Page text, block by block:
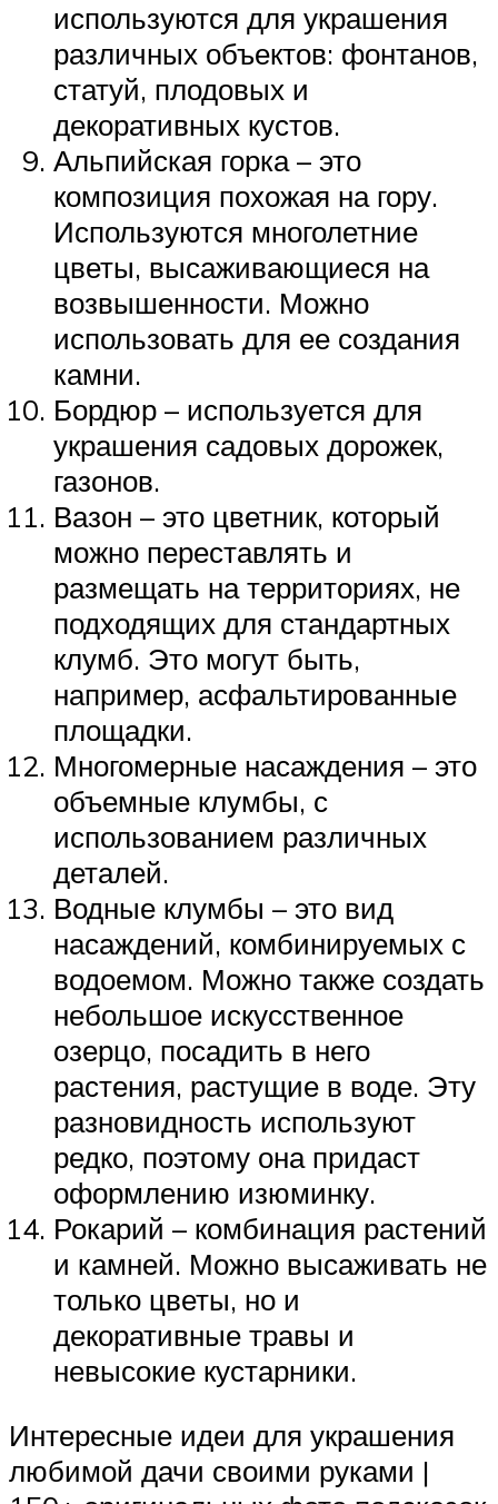
используются для украшения
различных объектов: фонтанов,
статуй, плодовых и
декоративных кустов.
Альпийская горка – это
композиция похожая на гору.
Используются многолетние
цветы, высаживающиеся на
возвышенности. Можно
использовать для ее создания
камни.
Бордюр – используется для
украшения садовых дорожек,
газонов.
Вазон – это цветник, который
можно переставлять и
размещать на территориях, не
подходящих для стандартных
клумб. Это могут быть,
например, асфальтированные
площадки.
Многомерные насаждения – это
объемные клумбы, с
использованием различных
деталей.
Водные клумбы – это вид
насаждений, комбинируемых с
водоемом. Можно также создать
небольшое искусственное
озерцо, посадить в него
растения, растущие в воде. Эту
разновидность используют
редко, поэтому она придаст
оформлению изюминку.
Рокарий – комбинация растений
и камней. Можно высаживать не
только цветы, но и
декоративные травы и
невысокие кустарники.
Интересные идеи для украшения
любимой дачи своими руками |